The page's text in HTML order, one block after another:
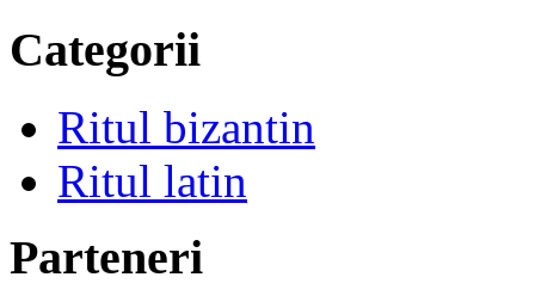
Categorii
Ritul bizantin
Ritul latin
Parteneri